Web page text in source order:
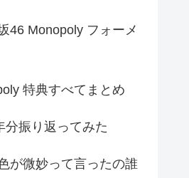
46 Monopoly フォーメ
特典すべてまとめ
分振り返ってみた
が微妙って言ったの誰